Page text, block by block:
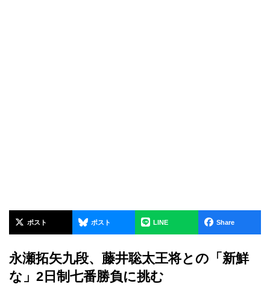
ポスト ポスト LINE Share
永瀬拓矢九段、藤井聡太王将との「新鮮
な」2日制七番勝負に挑む